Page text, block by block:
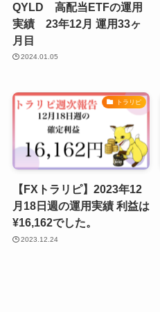
QYLD 高配当ETFの運用
実績 23年12月 運用33ヶ
月目
2024.01.05
トラリピ
【FXトラリピ】2023年12
月18日週の運用実績 利益は
¥16,162でした。
2023.12.24